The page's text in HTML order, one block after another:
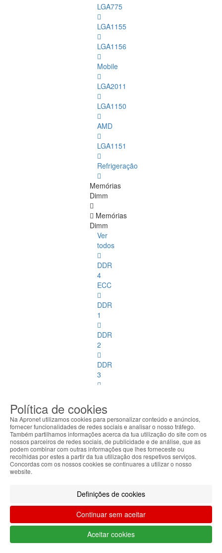
LGA775
LGA1155
LGA1156
Mobile
LGA2011
LGA1150
AMD
LGA1151
Refrigeração
Memórias
Dimm
Memórias
Dimm
Ver
todos
DDR
4
ECC
DDR
1
DDR
2
DDR
3
DDR
2
ECC
DDR
Memórias
SoDimm
Memórias
SoDimm
Política de cookies
Na Apronet utilizamos cookies para personalizar conteúdo e anúncios,
fornecer funcionalidades de redes sociais e analisar o nosso tráfego.
Também partilhamos informações acerca da tua utilização do site com os
nossos parceiros de redes sociais, de publicidade e de análise, que as
podem combinar com outras informações que lhes forneceste ou
recolhidas por estes a partir da tua utilização dos respetivos serviços.
Concordas com os nossos cookies se continuares a utilizar o nosso
website.
Definições de cookies
Continuar sem aceitar
Aceitar cookies